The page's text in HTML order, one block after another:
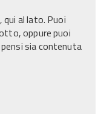
al lato. Puoi
oppure puoi
sia contenuta